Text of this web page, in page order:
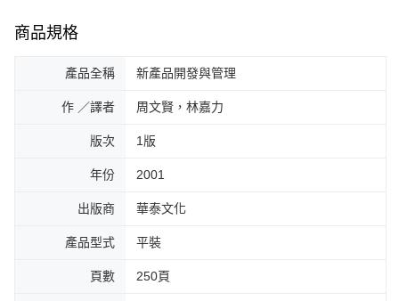
商品規格
產品全稱 新產品開發與管理
作 ／譯者 周文賢，林嘉力
版次 1版
年份 2001
出版商 華泰文化
產品型式 平裝
頁數 250頁